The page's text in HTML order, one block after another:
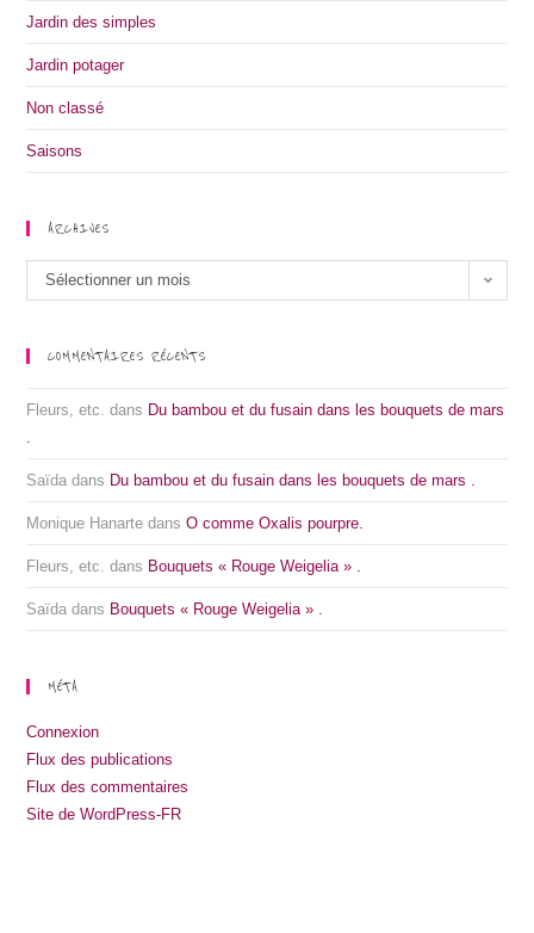
Jardin des simples
Jardin potager
Non classé
Saisons
ARCHIVES
Archives
Sélectionner un mois
COMMENTAIRES RÉCENTS
Fleurs, etc. dans Du bambou et du fusain dans les bouquets de mars
.
Saïda dans Du bambou et du fusain dans les bouquets de mars .
Monique Hanarte dansO comme Oxalis pourpre.
Fleurs, etc. dans Bouquets « Rouge Weigelia » .
Saïda dans Bouquets « Rouge Weigelia » .
MÉTA
Connexion
Flux des publications
Flux des commentaires
Site de WordPress-FR